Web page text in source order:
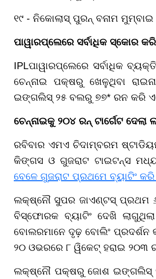
୧୯ - ନିକୋଲାସ୍ ପୁରନ୍ ବନାମ ମୁମ୍ବାଇ
ପାୱାରପ୍ଲେରେ ସର୍ବାଧିକ ସ୍କୋର
IPLପାୱାରପ୍ଲେରେ ସର୍ବାଧିକ
ଚେନ୍ନାଇ ପକ୍ଷରୁ ଖେଳୁଥିବା
ଇଙ୍ଗଲିସ୍ ୨୫ ବଲରୁ ୭୭* ରନ କରି
ଚେନ୍ନାଇକୁ ୨୦୪ ରନ୍ ଟାର୍ଗେଟ
ରବିବାର ଏମଏ ଚିଦାମ୍ବରମ
କିଙ୍ଗସ ଓ ଗୁଜରାଟ ଟାଇଟନ୍ସ
ବେଳେ ଗୁଜରାଟ ପ୍ରଥମେ ବ୍ୟାଟିଂ କରି
ଲକ୍ଷ୍ନୌ ସୁପର ଜାଏଣ୍ଟସ୍ ପ୍ରଥମ
ବିସ୍ଫୋରକ ବ୍ୟାଟିଂ ଦେଖି
ବୋଲରମାନେ ଦୃଢ଼ ବୋଲିଂ
୨୦ ଓଭରରେ ୮ ୱିକେଟ୍ ହରାଇ ୨୦୩
ଲକ୍ଷ୍ନୌ ପକ୍ଷରୁ ଜୋଶ ଇଙ୍ଗଲିସ୍